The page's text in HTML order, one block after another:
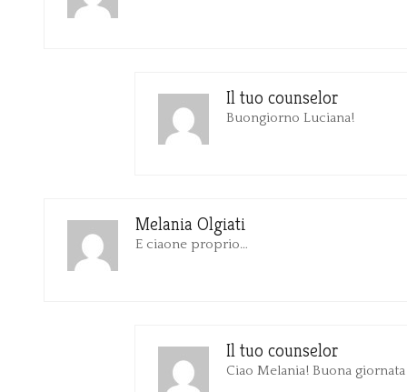
Il tuo counselor
Buongiorno Luciana!
Melania Olgiati
E ciaone proprio…
Il tuo counselor
Ciao Melania! Buona